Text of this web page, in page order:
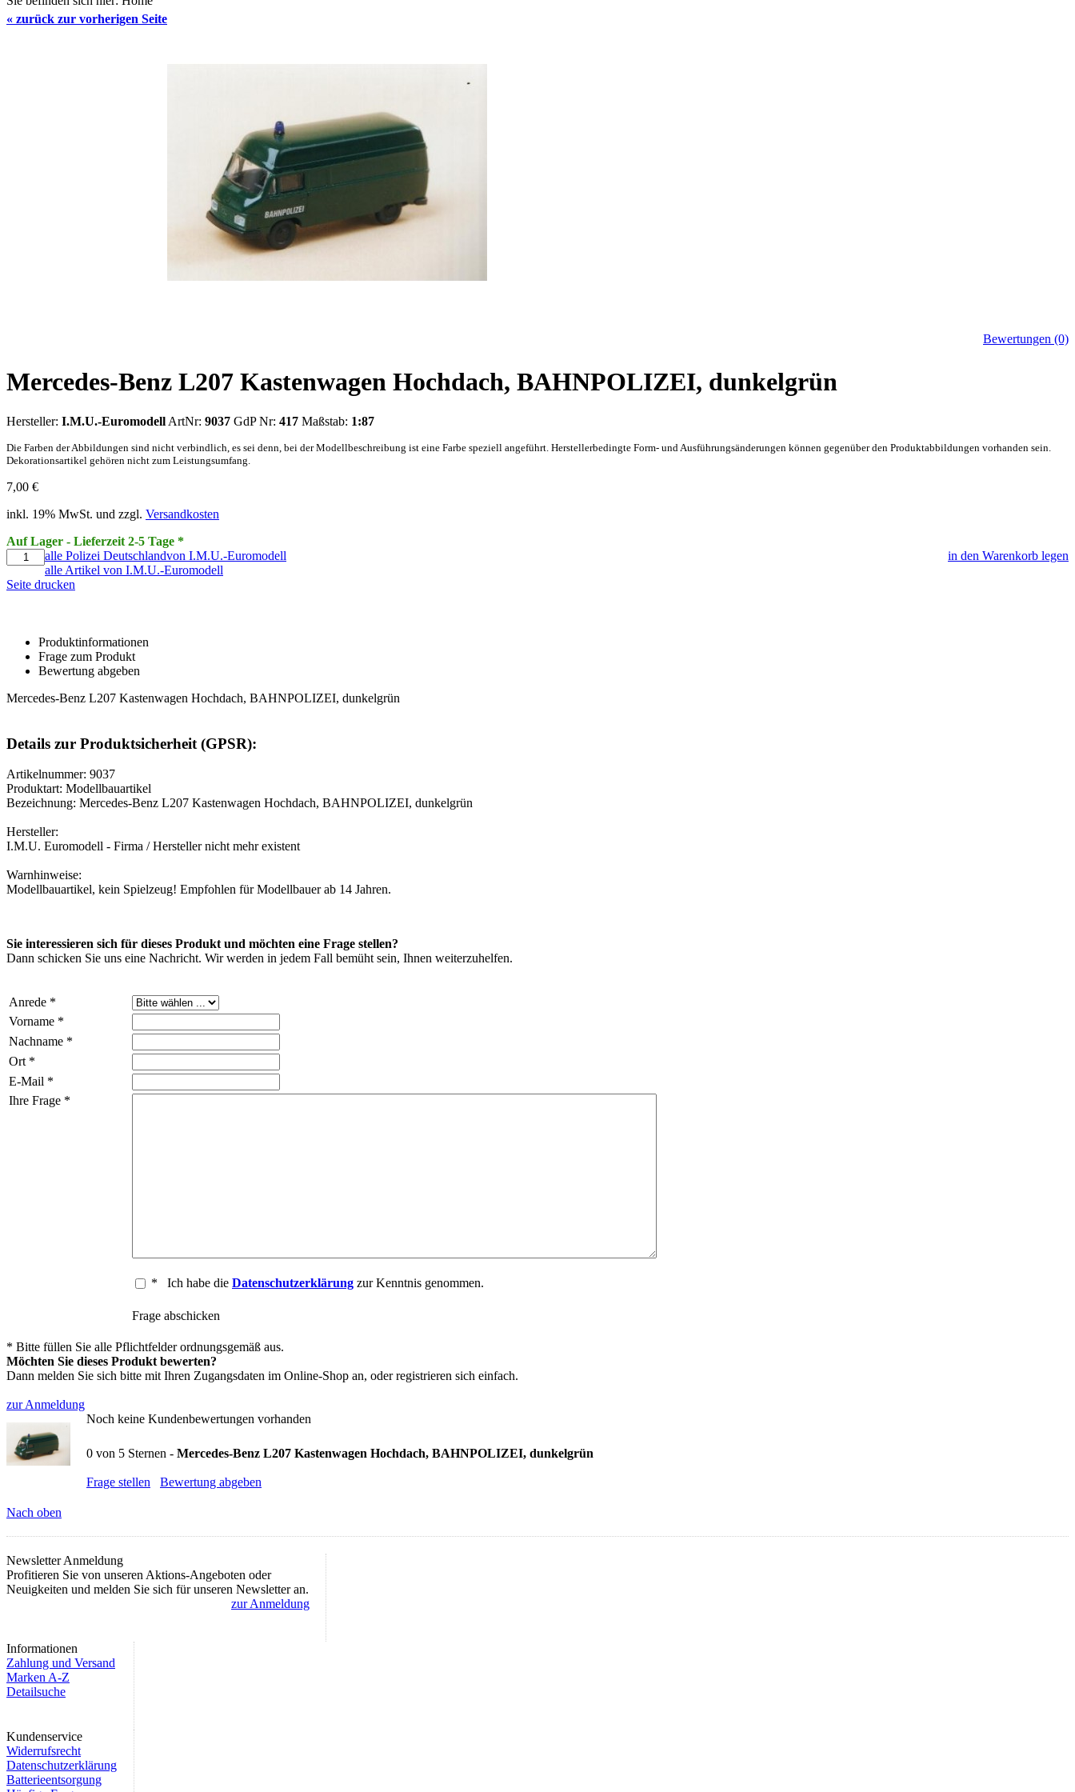
« zurück zur vorherigen Seite
Bewertungen (0)
Mercedes-Benz L207 Kastenwagen Hochdach, BAHNPOLIZEI, dunkelgrün
Hersteller: I.M.U.-Euromodell ArtNr: 9037 GdP Nr: 417 Maßstab: 1:87
Die Farben der Abbildungen sind nicht verbindlich, es sei denn, bei der Modellbeschreibung ist eine Farbe speziell angeführt. Herstellerbedingte Form- und Ausführungsänderungen können gegenüber den Produktabbildungen vorhanden sein.
Dekorationsartikel gehören nicht zum Leistungsumfang.
7,00 €
inkl. 19% MwSt. und zzgl. Versandkosten
Auf Lager - Lieferzeit 2-5 Tage *
in den Warenkorb legen
alle Polizei Deutschlandvon I.M.U.-Euromodell
alle Artikel von I.M.U.-Euromodell
Seite drucken
Produktinformationen
Frage zum Produkt
Bewertung abgeben
Mercedes-Benz L207 Kastenwagen Hochdach, BAHNPOLIZEI, dunkelgrün
Details zur Produktsicherheit (GPSR):
Artikelnummer: 9037
Produktart: Modellbauartikel
Bezeichnung: Mercedes-Benz L207 Kastenwagen Hochdach, BAHNPOLIZEI, dunkelgrün
Hersteller:
I.M.U. Euromodell - Firma / Hersteller nicht mehr existent
Warnhinweise:
Modellbauartikel, kein Spielzeug! Empfohlen für Modellbauer ab 14 Jahren.
Sie interessieren sich für dieses Produkt und möchten eine Frage stellen?
Dann schicken Sie uns eine Nachricht. Wir werden in jedem Fall bemüht sein, Ihnen weiterzuhelfen.
Anrede *
Vorname *
Nachname *
Ort *
E-Mail *
Ihre Frage *
* Ich habe die Datenschutzerklärung zur Kenntnis genommen.
Frage abschicken
* Bitte füllen Sie alle Pflichtfelder ordnungsgemäß aus.
Möchten Sie dieses Produkt bewerten?
Dann melden Sie sich bitte mit Ihren Zugangsdaten im Online-Shop an, oder registrieren sich einfach.
zur Anmeldung
Noch keine Kundenbewertungen vorhanden
0 von 5 Sternen - Mercedes-Benz L207 Kastenwagen Hochdach, BAHNPOLIZEI, dunkelgrün
Frage stellen Bewertung abgeben
Nach oben
Newsletter Anmeldung
Profitieren Sie von unseren Aktions-Angeboten oder
Neuigkeiten und melden Sie sich für unseren Newsletter an.
zur Anmeldung
Informationen
Zahlung und Versand
Marken A-Z
Detailsuche
Kundenservice
Widerrufsrecht
Datenschutzerklärung
Batterieentsorgung